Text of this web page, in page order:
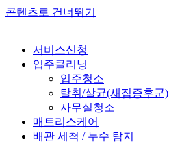
콘텐츠로 건너뛰기
서비스신청
입주클리닝
입주청소
탈취/살균(새집증후군)
사무실청소
매트리스케어
배관 세척 / 누수 탐지